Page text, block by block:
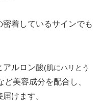
着しているサインでも
アルロン酸(肌にハリとう
ど美容成分を配合し、
けます。